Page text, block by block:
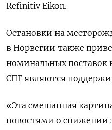
Refinitiv Eikon.
Остановки на
в Норвегии также
номинальных поставок
СПГ являются
«Эта смешанная
новостями о снижении